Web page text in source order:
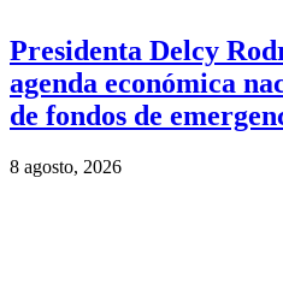
Presidenta Delcy
agenda económica
de fondos de
8 agosto, 2026